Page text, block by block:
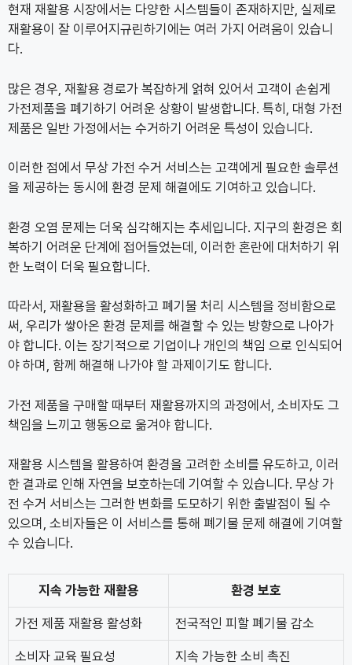
현재 재활용 시장에서는 다양한 시스템들이 존재하지만, 실제로
재활용이 잘 이루어지규린하기에는 여러 가지 어려움이 있습니
다.
많은 경우, 재활용 경로가 복잡하게 얽혀 있어서 고객이 손쉽게
가전제품을 폐기하기 어려운 상황이 발생합니다. 특히, 대형 가전
제품은 일반 가정에서는 수거하기 어려운 특성이 있습니다.
이러한 점에서 무상 가전 수거 서비스는 고객에게 필요한 솔루션
을 제공하는 동시에 환경 문제 해결에도 기여하고 있습니다.
환경 오염 문제는 더욱 심각해지는 추세입니다. 지구의 환경은 회
복하기 어려운 단계에 접어들었는데, 이러한 혼란에 대처하기 위
한 노력이 더욱 필요합니다.
따라서, 재활용을 활성화하고 폐기물 처리 시스템을 정비함으로
써, 우리가 쌓아온 환경 문제를 해결할 수 있는 방향으로 나아가
야 합니다. 이는 장기적으로 기업이나 개인의 책임 으로 인식되어
야 하며, 함께 해결해 나가야 할 과제이기도 합니다.
가전 제품을 구매할 때부터 재활용까지의 과정에서, 소비자도 그
책임을 느끼고 행동으로 옮겨야 합니다.
재활용 시스템을 활용하여 환경을 고려한 소비를 유도하고, 이러
한 결과로 인해 자연을 보호하는데 기여할 수 있습니다. 무상 가
전 수거 서비스는 그러한 변화를 도모하기 위한 출발점이 될 수
있으며, 소비자들은 이 서비스를 통해 폐기물 문제 해결에 기여할
수 있습니다.
지속 가능한 재활용 환경 보호
가전 제품 재활용 활성화 전국적인 피할 폐기물 감소
소비자 교육 필요성 지속 가능한 소비 촉진